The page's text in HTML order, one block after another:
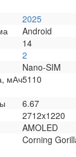
2025
Android
14
2
Nano-SIM
мАч5110
6.67
2712x1220
AMOLED
Corning